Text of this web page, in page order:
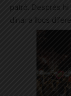
patró. Després hi
dinar a llocs